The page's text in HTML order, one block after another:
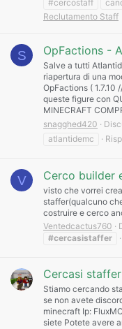
#cercostaff
Reclutamento Staff
S OpFactions -
Salve a tutti
riapertura di una
OpFactions ( 1.7.10
queste figure con
MINECRAFT
snagghed420
atlantidemc
V Cerco builder
visto che vorrei
staffer(qualcuno
costruire e cerco
Ventedcactus760
#cercasistaffer
Cercasi
Stiamo cercando
se non avete
minecraft Ip:
siete Potete avere